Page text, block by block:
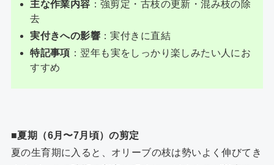
主な作業内容 ：強剪定・古枝の更新・混み枝の除
去
実付きへの影響 ：実付きに直結
特記事項 ：翌年も実をしっかり楽しみたい人にお
すすめ
■夏期（6月〜7月頃）の剪定
夏の生育期に入ると、オリーブの枝は勢いよく伸びてき